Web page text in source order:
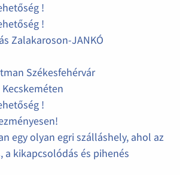
!
!
Zalakaroson-JANKÓ
Székesfehérvár
!
egy olyan egri szálláshely, ahol az
a kikapcsolódás és pihenés